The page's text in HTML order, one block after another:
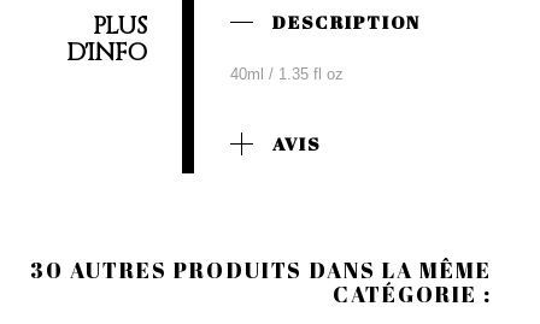
PLUS
D'INFO
DESCRIPTION
40ml / 1.35 fl oz
AVIS
30 AUTRES PRODUITS DANS LA MÊME
CATÉGORIE :